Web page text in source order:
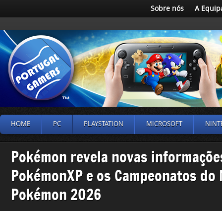
Sobre nós A
HOME PC PLAYSTATION MICROSOFT
Pokémon revela novas
PokémonXP e os Campeonatos
Pokémon 2026